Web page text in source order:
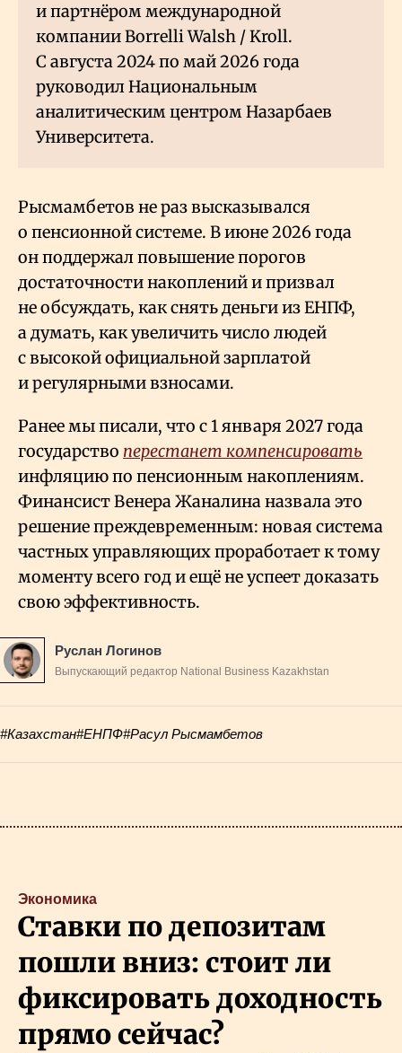
и партнёром международной
компании Borrelli Walsh / Kroll.
С августа 2024 по май 2026 года
руководил Национальным
аналитическим центром Назарбаев
Университета.
Рысмамбетов не раз высказывался
о пенсионной системе. В июне 2026 года
он поддержал повышение порогов
достаточности накоплений и призвал
не обсуждать, как снять деньги из ЕНПФ,
а думать, как увеличить число людей
с высокой официальной зарплатой
и регулярными взносами.
Ранее мы писали, что с 1 января 2027 года
государство перестанет компенсировать
инфляцию по пенсионным накоплениям.
Финансист Венера Жаналина назвала это
решение преждевременным: новая система
частных управляющих проработает к тому
моменту всего год и ещё не успеет доказать
свою эффективность.
Руслан Логинов
Выпускающий редактор National Business Kazakhstan
#Казахстан#ЕНПФ#Расул Рысмамбетов
Экономика
Ставки по депозитам
пошли вниз: стоит ли
фиксировать доходность
прямо сейчас?